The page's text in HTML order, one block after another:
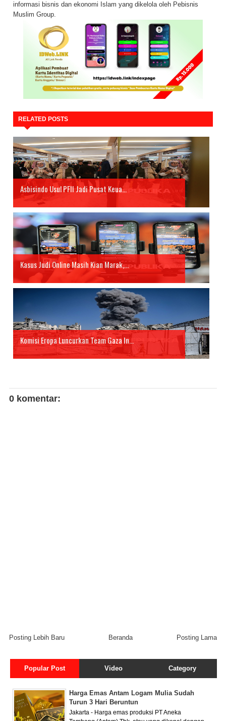
informasi bisnis dan ekonomi Islam yang dikelola oleh Pebisnis
Muslim Group.
RELATED POSTS
Asbisindo Usul PFII Jadi Pusat Keua...
Kasus Judi Online Masih Kian Marak,...
Komisi Eropa Luncurkan Team Gaza In...
0 komentar:
Posting Lebih Baru Posting Lama
Beranda
Popular Post Video Category
Harga Emas Antam Logam Mulia Sudah
Turun 3 Hari Beruntun
Jakarta - Harga emas produksi PT Aneka